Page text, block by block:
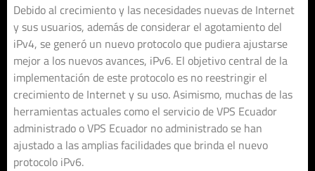
Debido al crecimiento y las necesidades nuevas de Internet
y sus usuarios, además de considerar el agotamiento del
iPv4, se generó un nuevo protocolo que pudiera ajustarse
mejor a los nuevos avances, iPv6. El objetivo central de la
implementación de este protocolo es no reestringir el
crecimiento de Internet y su uso. Asimismo, muchas de las
herramientas actuales como el servicio de VPS Ecuador
administrado o VPS Ecuador no administrado se han
ajustado a las amplias facilidades que brinda el nuevo
protocolo iPv6.